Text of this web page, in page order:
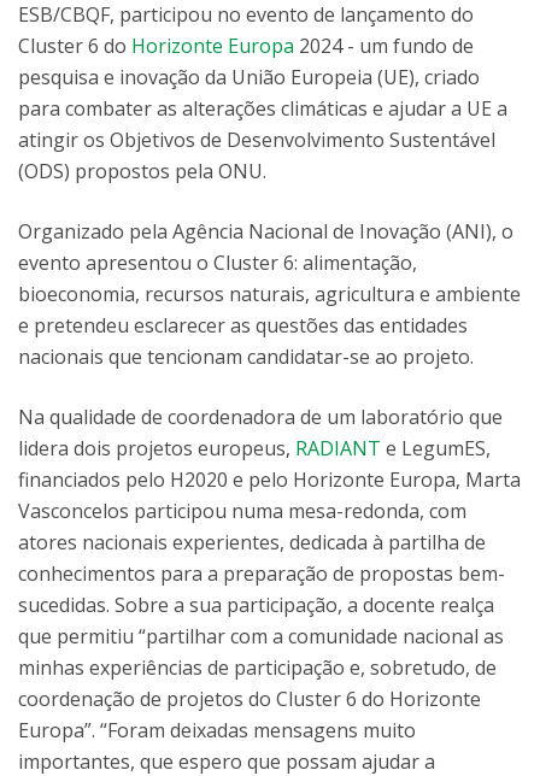
ESB/CBQF, participou no evento de lançamento do
Cluster 6 do Horizonte Europa 2024 - um fundo de
pesquisa e inovação da União Europeia (UE), criado
para combater as alterações climáticas e ajudar a UE a
atingir os Objetivos de Desenvolvimento Sustentável
(ODS) propostos pela ONU.
Organizado pela Agência Nacional de Inovação (ANI), o
evento apresentou o Cluster 6: alimentação,
bioeconomia, recursos naturais, agricultura e ambiente
e pretendeu esclarecer as questões das entidades
nacionais que tencionam candidatar-se ao projeto.
Na qualidade de coordenadora de um laboratório que
lidera dois projetos europeus, RADIANT e LegumES,
financiados pelo H2020 e pelo Horizonte Europa, Marta
Vasconcelos participou numa mesa-redonda, com
atores nacionais experientes, dedicada à partilha de
conhecimentos para a preparação de propostas bem-
sucedidas. Sobre a sua participação, a docente realça
que permitiu “partilhar com a comunidade nacional as
minhas experiências de participação e, sobretudo, de
coordenação de projetos do Cluster 6 do Horizonte
Europa”. “Foram deixadas mensagens muito
importantes, que espero que possam ajudar a